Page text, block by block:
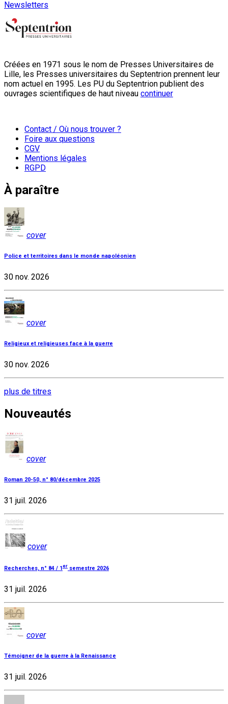
Newsletters
Créées en 1971 sous le nom de Presses Universitaires de
Lille, les Presses universitaires du Septentrion prennent leur
nom actuel en 1995. Les PU du Septentrion publient des
ouvrages scientifiques de haut niveau continuer
Contact / Où nous trouver ?
Foire aux questions
CGV
Mentions légales
RGPD
À paraître
cover
Police et territoires dans le monde napoléonien
30 nov. 2026
cover
Religieux et religieuses face à la guerre
30 nov. 2026
plus de titres
Nouveautés
cover
Roman 20-50, n° 80/décembre 2025
31 juil. 2026
cover
Recherches, n° 84 / 1 er semestre 2026
31 juil. 2026
cover
Témoigner de la guerre à la Renaissance
31 juil. 2026